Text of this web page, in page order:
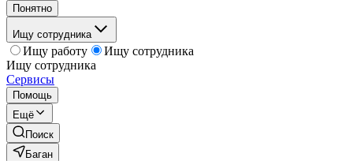
Понятно
Ищу сотрудника
Ищу работу
Ищу сотрудника
Ищу сотрудника
Сервисы
Помощь
Ещё
Поиск
Баган